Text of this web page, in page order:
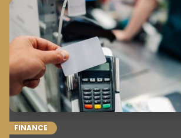
milijona evrov. Jamstvom za
pridružujeta še dve novi liniji garancij.
FINANCE